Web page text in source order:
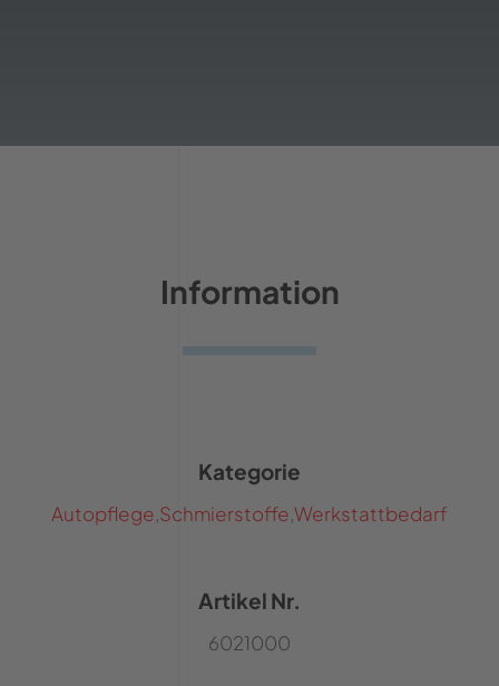
Information
Kategorie
Autopflege,Schmierstoffe,Werkstattbedarf
Artikel Nr.
6021000